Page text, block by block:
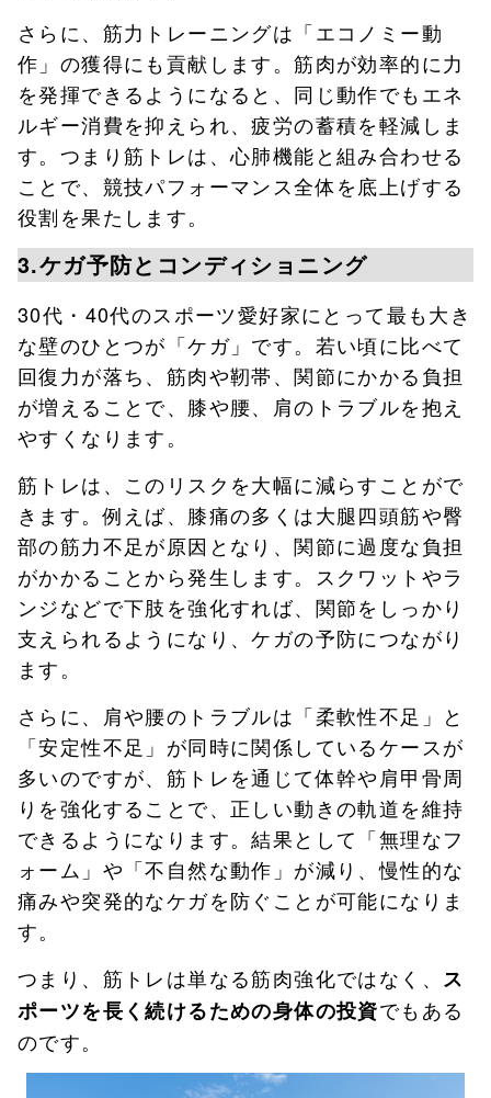
さらに、筋力トレーニングは「エコノミー動
作」の獲得にも貢献します。筋肉が効率的に力
を発揮できるようになると、同じ動作でもエネ
ルギー消費を抑えられ、疲労の蓄積を軽減しま
す。つまり筋トレは、心肺機能と組み合わせる
ことで、競技パフォーマンス全体を底上げする
役割を果たします。
3.ケガ予防とコンディショニング
30代・40代のスポーツ愛好家にとって最も大き
な壁のひとつが「ケガ」です。若い頃に比べて
回復力が落ち、筋肉や靭帯、関節にかかる負担
が増えることで、膝や腰、肩のトラブルを抱え
やすくなります。
筋トレは、このリスクを大幅に減らすことがで
きます。例えば、膝痛の多くは大腿四頭筋や臀
部の筋力不足が原因となり、関節に過度な負担
がかかることから発生します。スクワットやラ
ンジなどで下肢を強化すれば、関節をしっかり
支えられるようになり、ケガの予防につながり
ます。
さらに、肩や腰のトラブルは「柔軟性不足」と
「安定性不足」が同時に関係しているケースが
多いのですが、筋トレを通じて体幹や肩甲骨周
りを強化することで、正しい動きの軌道を維持
できるようになります。結果として「無理なフ
ォーム」や「不自然な動作」が減り、慢性的な
痛みや突発的なケガを防ぐことが可能になりま
す。
つまり、筋トレは単なる筋肉強化ではなく、 ス
ポーツを長く続けるための身体の投資でもある
のです。